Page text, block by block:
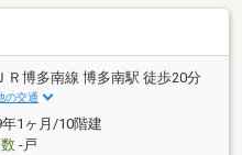
スコンロからIHへ変更済み。
も配慮されています。スー
ストア・郵便局が徒歩5分
も良好！「広さ」「眺望」
れた、長く快適に暮らせる
ＪＲ博多南線 博多南駅 徒歩20分
の交通
1ヶ月/10階建
-戸